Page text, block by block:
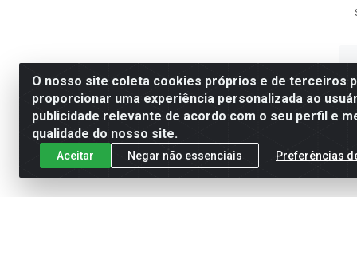
O nosso site coleta cookies próprios e de terceiros
proporcionar uma experiência personalizada ao
publicidade relevante de acordo com o seu perfil e
qualidade do nosso site.
Aceitar Negar não essenciais Preferências